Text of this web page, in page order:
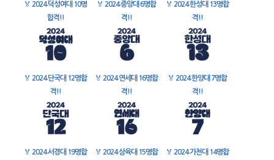
🏅 2024 덕성여대 10명
합격!!
🏅 2024 중앙대 6명합
격!!
🏅 2024 한성대 13명합
격!!
🏅 2024 단국대 12명합
격!!
🏅 2024 연세대 16명합
격!!
🏅 2024 한양대 7명합
격!!
🏅 2024 서경대 19명합
🏅 2024 삼육대 15명합
🏅 2024 가천대 14명합